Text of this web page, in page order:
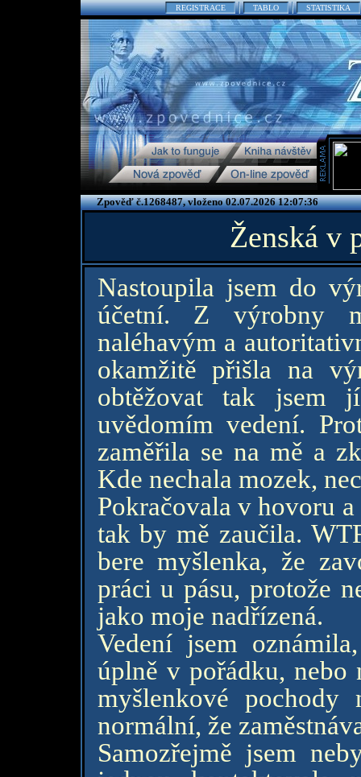
REGISTRACE TABLO STATISTIKA
Zpověď č.1268487, vloženo 02.07.2026 12:07:36
Ženská v
Nastoupila jsem do
účetní. Z výrobny
naléhavým a
okamžitě přišla na
obtěžovat tak jsem
uvědomím vedení.
zaměřila se na mě a
Kde nechala mozek,
Pokračovala v hovoru
tak by mě zaučila.
bere myšlenka, že
práci u pásu, protože
jako moje nadřízená.
Vedení jsem
úplně v pořádku,
myšlenkové pochody
normální, že
Samozřejmě jsem